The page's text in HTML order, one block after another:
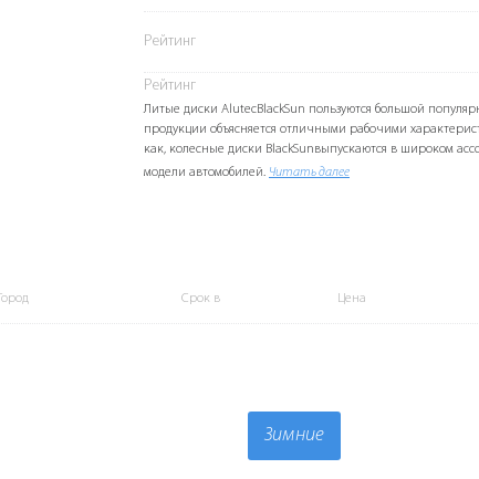
Рейтинг
Рейтинг
Литые диски AlutecBlackSun пользуются большой
продукции объясняется отличными рабочими
как, колесные диски BlackSunвыпускаются в широком
модели автомобилей. Читать далее
Город Срок в Цена
Зимние